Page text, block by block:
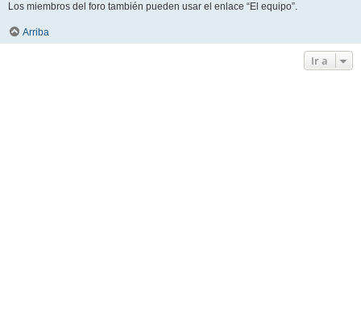
Los miembros del foro también pueden usar el enlace “El equipo”.
Arriba
Ir a